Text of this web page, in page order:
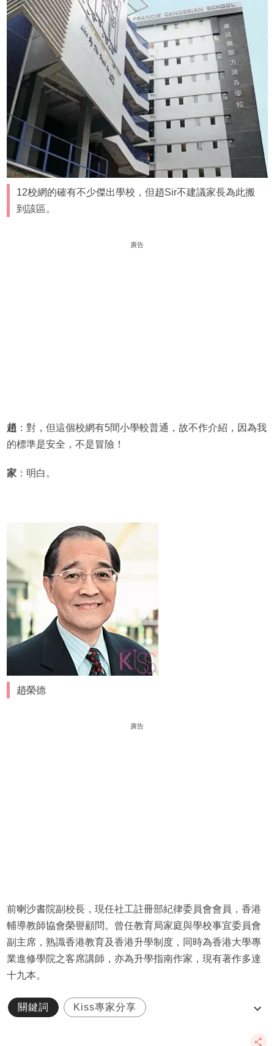
12校網的確有不少傑出學校，但趙Sir不建議家長為此搬
到該區。
廣告
趙 ：對，但這個校網有5間小學較普通，故不作介紹，因為我
的標準是安全，不是冒險！
家：明白。
趙榮德
廣告
前喇沙書院副校長，現任社工註冊部紀律委員會會員，香港
輔導教師協會榮譽顧問。曾任教育局家庭與學校事宜委員會
副主席，熟識香港教育及香港升學制度，同時為香港大學專
業進修學院之客席講師，亦為升學指南作家，現有著作多達
十九本。
關鍵詞 Kiss專家分享